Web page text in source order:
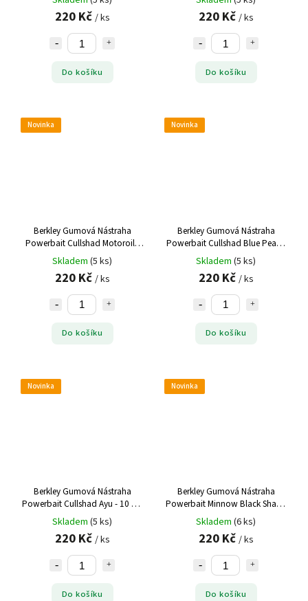
220 Kč / ks
Do košíku
220 Kč / ks
Do košíku
Novinka
Berkley Gumová Nástraha
Powerbait Cullshad Motoroil -
10 cm 8 g 6 ks
Skladem (5 ks)
220 Kč / ks
Do košíku
Novinka
Berkley Gumová Nástraha
Powerbait Cullshad Blue Pearl -
10 cm 8 g 6 ks
Skladem (5 ks)
220 Kč / ks
Do košíku
Novinka
Berkley Gumová Nástraha
Powerbait Cullshad Ayu - 10 cm
8 g 6 ks
Skladem (5 ks)
220 Kč / ks
Do košíku
Novinka
Berkley Gumová Nástraha
Powerbait Minnow Black Shad -
10 cm 10 ks
Skladem (6 ks)
220 Kč / ks
Do košíku